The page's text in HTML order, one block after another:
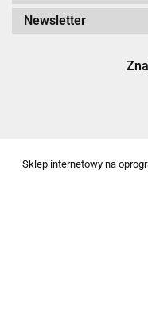
Newsletter
Sklep internetowy na